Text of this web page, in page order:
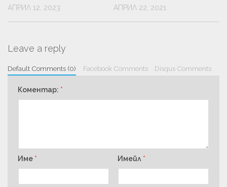
АПРИЛ 12, 2023 АПРИЛ 22, 2021
Leave a reply
Default Comments (0) Facebook Comments Disqus Comments
Коментар: *
Име * Имейл *